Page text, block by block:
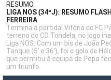
RESUMO
LIGA NOS (34ªJ): RESUMO
FERREIRA
Termina a partida! Vitória do FC
terreno do CD Tondela, no jogo
Liga NOS. Com um bis de João
Tanque (5' e 36'), foi o golo de
que permitiu à equipa de Pepa
um triunfo.